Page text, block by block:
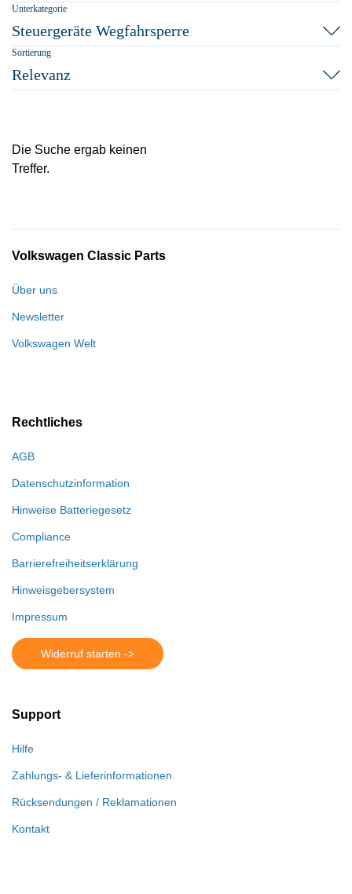
Unterkategorie
Steuergeräte Wegfahrsperre
Sortierung
Relevanz
Die Suche ergab keinen
Treffer.
Volkswagen Classic Parts
Über uns
Newsletter
Volkswagen Welt
Rechtliches
AGB
Datenschutzinformation
Hinweise Batteriegesetz
Compliance
Barrierefreiheitserklärung
Hinweisgebersystem
Impressum
Widerruf starten ->
Support
Hilfe
Zahlungs- & Lieferinformationen
Rücksendungen / Reklamationen
Kontakt